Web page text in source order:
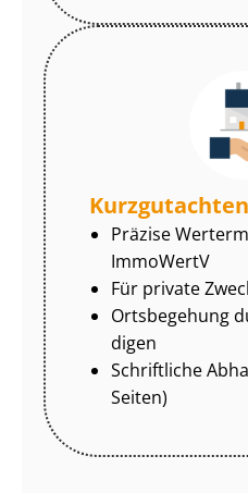
Kurzgutachten
Präzise
ImmoWertV
Für private
Ortsbegehung
di­gen
Schriftliche
Seiten)